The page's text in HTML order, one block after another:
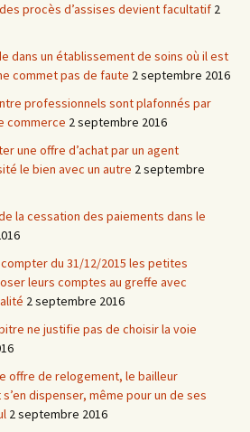
procès d’assises devient facultatif 2
dans un établissement de soins où il est
commet pas de faute 2 septembre 2016
professionnels sont plafonnés par
commerce 2 septembre 2016
une offre d’achat par un agent
le bien avec un autre 2 septembre
la cessation des paiements dans le
du 31/12/2015 les petites
leurs comptes au greffe avec
2 septembre 2016
ne justifie pas de choisir la voie
offre de relogement, le bailleur
dispenser, même pour un de ses
2 septembre 2016